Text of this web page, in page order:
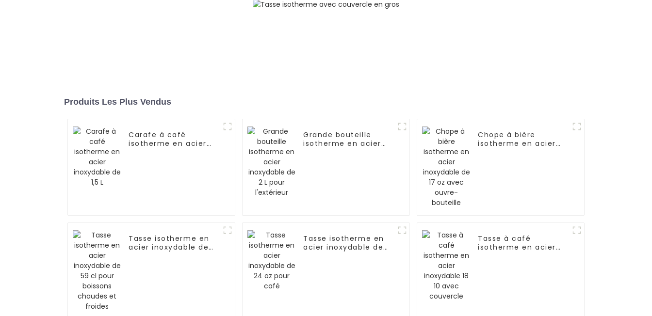
Produits Les Plus Vendus
Carafe à café
isotherme en acier
Grande bouteille
isotherme en acier
Chope à bière
isotherme en acier
Tasse isotherme en
acier inoxydable de
Tasse isotherme en
acier inoxydable de
Tasse à café
isotherme en acier